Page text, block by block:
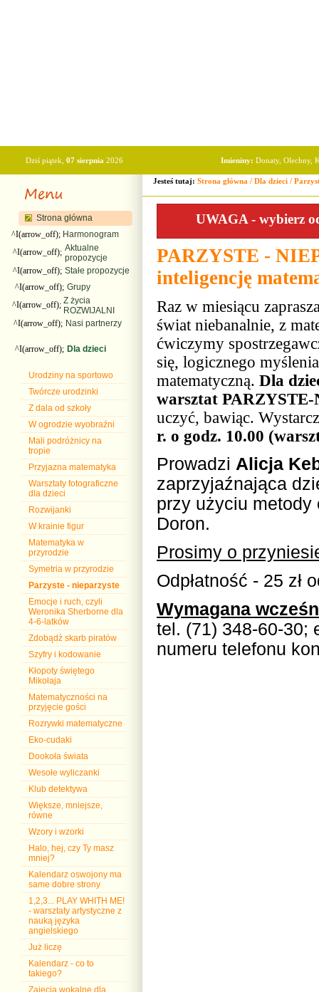
Dziś piątek, 07 sierpnia 2026 Imieniny: Donaty, Olechny,
Strona główna
^I(arrow_off); Harmonogram
^I(arrow_off); Aktualne
propozycje
^I(arrow_off); Stałe propozycje
^I(arrow_off); Grupy
^I(arrow_off); Z życia
ROZWIJALNI
^I(arrow_off); Nasi partnerzy
^I(arrow_off); Dla dzieci
Urodziny na sportowo
Twórcze urodzinki
Z dala od szkoły
W ogrodzie wyobraźni
Mali podróżnicy na
tropie
Przyjazna matematyka
Warsztaty fotograficzne
dla dzieci
Rozwijanki
W krainie figur
Matematyka w
przyrodzie
Symetria w przyrodzie
Parzyste - nieparzyste
Emocje i ruch, czyli
Weronika Sherborne dla
4-6-latków
Zdobądź skarb piratów
Szyfry i kodowanie
Kłopoty świętego
Mikołaja
Matematyczności na
przyjęcie gości
Rozrywki matematyczne
Eko-cudaki
Dookoła świata
Wesołe wyliczanki
Klub detektywa
Większe, mniejsze,
równe
Wzory i wzorki
Halo, hej, czy Ty masz
mniej?
Kalendarz oswojony ma
same dobre strony
1,2,3... PLAY WHITH ME!
- warsztaty artystyczne z
nauką języka
angielskiego
Już liczę
Kalendarz - co to
takiego?
Zajęcia wokalne dla
Jesteś tutaj: Strona główna / Dla dzieci /
UWAGA - wybierz
PARZYSTE -
inteligencję
Raz w miesiącu
świat niebanalnie, z
ćwiczymy
się, logicznego
matematyczną. Dla
warsztat
uczyć, bawiąc.
r. o godz. 10.00
Prowadzi Alicja
zaprzyjaźnająca
przy użyciu metody
Doron.
Prosimy o
Odpłatność - 25 zł
Wymagana
tel. (71) 348-60-30;
numeru telefonu